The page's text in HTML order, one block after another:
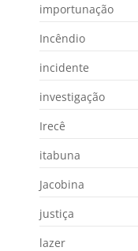
importunação
Incêndio
incidente
investigação
Irecê
itabuna
Jacobina
justiça
lazer